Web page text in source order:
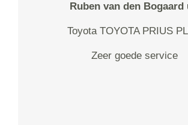
Ruben van den Bogaard
Toyota TOYOTA PRIUS
Zeer goede service